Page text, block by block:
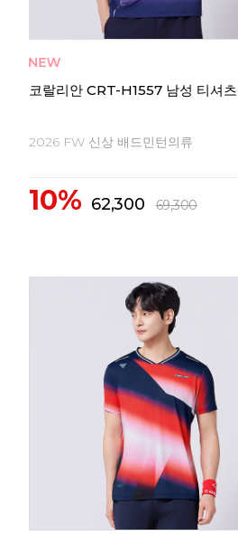
코랄리안 CDT-X2562 여성 티셔츠
2026 FW 신상 배드민턴의류
10% 43,400 48,300